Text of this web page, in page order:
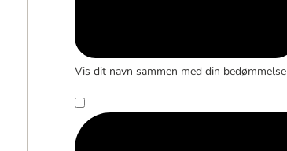
Vis dit navn sammen med din bedømmelse